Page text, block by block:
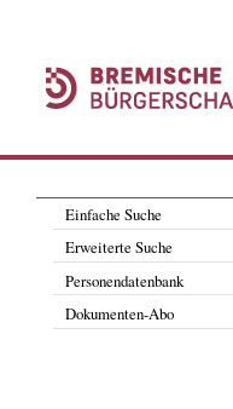
Einfache Suche
Erweiterte Suche
Personendatenbank
Dokumenten-Abo